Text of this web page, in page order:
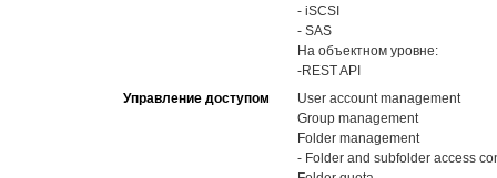
- iSCSI
- SAS
На объектном уровне:
-REST API
Управление доступом
User account management
Group management
Folder management
- Folder and subfolder access